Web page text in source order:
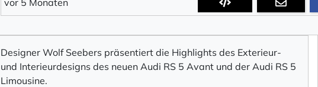
vor 5 Monaten
Designer Wolf Seebers präsentiert die Highlights des Exterieur-
und Interieurdesigns des neuen Audi RS 5 Avant und der Audi RS 5
Limousine.